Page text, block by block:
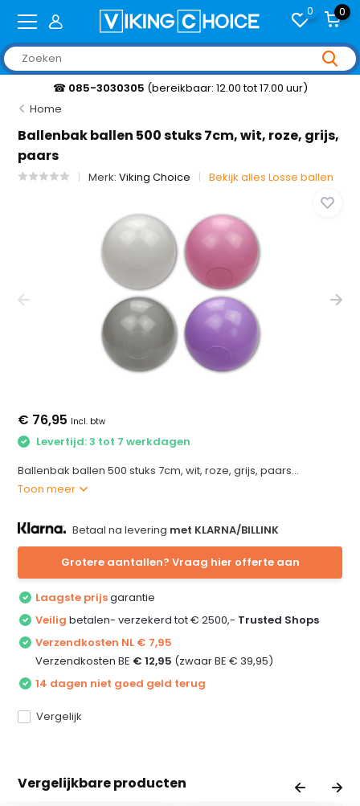
0 0
☎ 085-3030305 (bereikbaar: 12.00 tot 17.00 uur)
Home
Ballenbak ballen 500 stuks 7cm, wit, roze, grijs,
paars
Merk:Viking Choice Bekijk alles Losse ballen
€ 76,95 Incl. btw
Levertijd: 3 tot 7 werkdagen
Ballenbak ballen 500 stuks 7cm, wit, roze, grijs, paars...
Toon meer
Betaal na levering met KLARNA/BILLINK
Grotere aantallen? Vraag hier offerte aan
Laagste prijsgarantie
Veilig betalen- verzekerd tot € 2500,- Trusted Shops
Verzendkosten NL € 7,95
Verzendkosten BE € 12,95 (zwaar BE € 39,95)
14 dagen niet goed geld terug
Vergelijk
Vergelijkbare producten